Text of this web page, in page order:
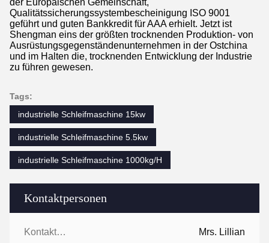
Kontaktpersonen
Kontaktpersonen: Mrs. Lillian
Qualitätssicherungssystembescheinigung ISO 9001
geführt und guten Bankkredit für AAA erhielt. Jetzt ist
Shengman eins der größten trocknenden Produktion- von
Ausrüstungsgegenständenunternehmen in der Ostchina
und im Halten die, trocknenden Entwicklung der Industrie
zu führen gewesen.
Tags:
industrielle Schleifmaschine 15kw
industrielle Schleifmaschine 5.5kw
industrielle Schleifmaschine 1000kg/H